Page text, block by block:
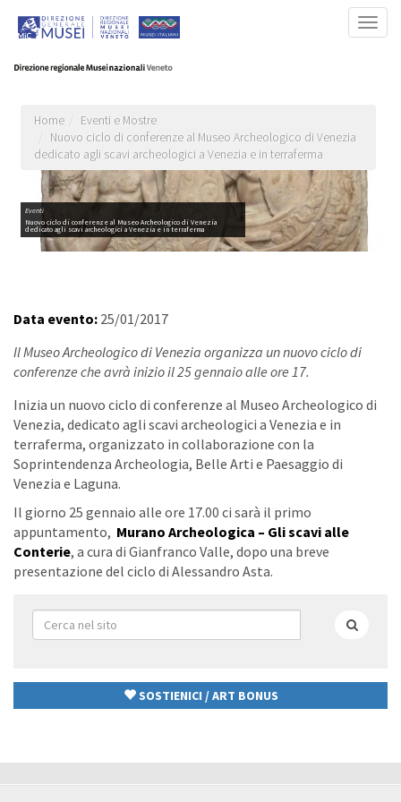
principale
Home
Eventi e Mostre
Nuovo ciclo di conferenze al Museo Archeologico di Venezia
dedicato agli scavi archeologici a Venezia e in terraferma
Eventi
Nuovo ciclo di conferenze al Museo Archeologico di Venezia
dedicato agli scavi archeologici a Venezia e in terraferma
Data evento: 25/01/2017
Il Museo Archeologico di Venezia organizza un nuovo ciclo di
conferenze che avrà inizio il 25 gennaio alle ore 17.
Inizia un nuovo ciclo di conferenze al Museo Archeologico di
Venezia, dedicato agli scavi archeologici a Venezia e in
terraferma, organizzato in collaborazione con la
Soprintendenza Archeologia, Belle Arti e Paesaggio di
Venezia e Laguna.
Il giorno 25 gennaio alle ore 17.00 ci sarà il primo
appuntamento, Murano Archeologica – Gli scavi alle
Conterie, a cura di Gianfranco Valle, dopo una breve
presentazione del ciclo di Alessandro Asta.
Form
di
SOSTIENICI / ART BONUS